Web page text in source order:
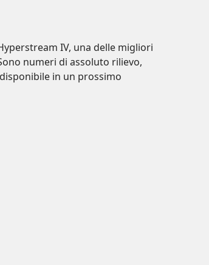
IV, una delle migliori
numeri di assoluto rilievo,
in un prossimo